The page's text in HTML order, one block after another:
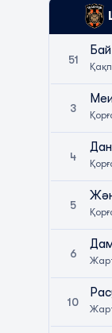
51
3
4
5
6
10